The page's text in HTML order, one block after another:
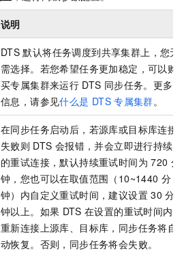
说明
DTS 默认将任务调度到共享集群上，您无
需选择。若您希望任务更加稳定，可以购
买专属集群来运行 DTS 同步任务。更多
信息，请参见什么是 DTS 专属集群。
在同步任务启动后，若源库或目标库连接
失败则 DTS 会报错，并会立即进行持续
的重试连接，默认持续重试时间为 720 分
钟，您也可以在取值范围（10~1440 分
钟）内自定义重试时间，建议设置 30 分
钟以上。如果 DTS 在设置的重试时间内
重新连接上源库、目标库，同步任务将自
动恢复。否则，同步任务将会失败。